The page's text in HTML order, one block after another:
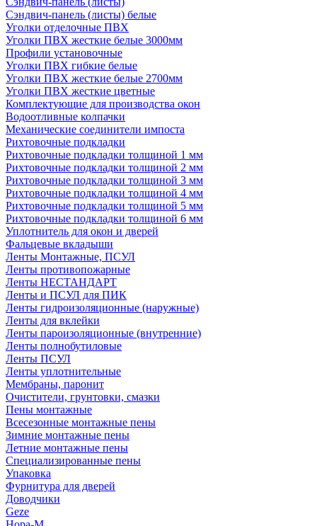
Сэндвич-панель (листы) белые
Уголки отделочные ПВХ
Уголки ПВХ жесткие белые 3000мм
Профили установочные
Уголки ПВХ гибкие белые
Уголки ПВХ жесткие белые 2700мм
Уголки ПВХ жесткие цветные
Комплектующие для производства окон
Водоотливные колпачки
Механические соединители импоста
Рихтовочные подкладки
Рихтовочные подкладки толщиной 1 мм
Рихтовочные подкладки толщиной 2 мм
Рихтовочные подкладки толщиной 3 мм
Рихтовочные подкладки толщиной 4 мм
Рихтовочные подкладки толщиной 5 мм
Рихтовочные подкладки толщиной 6 мм
Уплотнитель для окон и дверей
Фальцевые вкладыши
Ленты Монтажные, ПСУЛ
Ленты противопожарные
Ленты НЕСТАНДАРТ
Ленты и ПСУЛ для ПИК
Ленты гидроизоляционные (наружные)
Ленты для вклейки
Ленты пароизоляционные (внутренние)
Ленты полнобутиловые
Ленты ПСУЛ
Ленты уплотнительные
Мембраны, паронит
Очистители, грунтовки, смазки
Пены монтажные
Всесезонные монтажные пены
Зимние монтажные пены
Летние монтажные пены
Специализированные пены
Упаковка
Фурнитура для дверей
Доводчики
Geze